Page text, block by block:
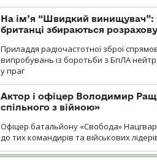
На ім’я “Швидкий винищувач”:
британці збираються
Приладдя радіочастотної зброї
випробувань із боротьби з БпЛА
у праг
Актор і офіцер Володимир
спільного з війною»
Офіцер батальйону «Свобода»
до тих командирів та військових